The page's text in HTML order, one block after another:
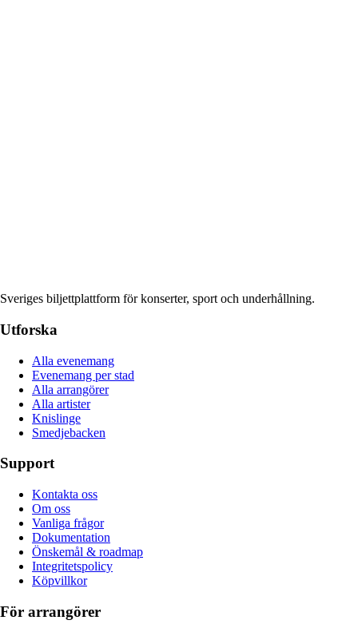
Sveriges biljettplattform för konserter, sport och underhållning.
Utforska
Alla evenemang
Evenemang per stad
Alla arrangörer
Alla artister
Knislinge
Smedjebacken
Support
Kontakta oss
Om oss
Vanliga frågor
Dokumentation
Önskemål & roadmap
Integritetspolicy
Köpvillkor
För arrangörer